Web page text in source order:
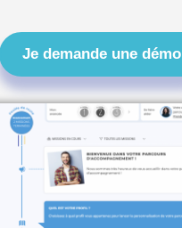
Je demande une démo